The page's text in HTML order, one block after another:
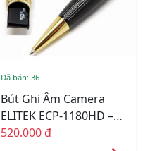
Đã bán: 36
Bút Ghi Âm Camera
ELITEK ECP-1180HD –
8GB- Bh 12th
520.000 đ